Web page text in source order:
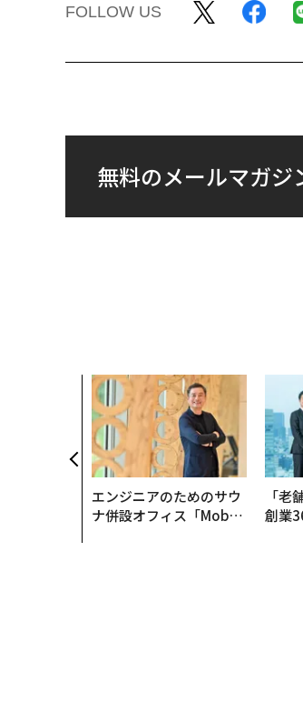
FOLLOW US
無料のメールマガジ
エンジニアのためのサウ
ナ併設オフィス「Mobiu
「老
創業